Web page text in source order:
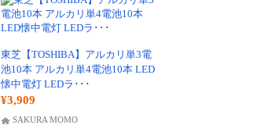
東芝【TOSHIBA】アルカリ単3電
池10本 アルカリ単4電池10本 LED
懐中電灯 LEDラ･･･
¥3,909
SAKURA MOMO